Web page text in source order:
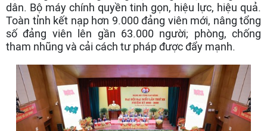
dân. Bộ máy chính quyền tinh gọn, hiệu lực, hiệu quả.
Toàn tỉnh kết nạp hơn 9.000 đảng viên mới, nâng tổng
số đảng viên lên gần 63.000 người; phòng, chống
tham nhũng và cải cách tư pháp được đẩy mạnh.